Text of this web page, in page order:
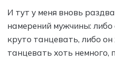
И тут у меня вновь
намерений мужчины: либо
круто танцевать, либо он
танцевать хоть немного,